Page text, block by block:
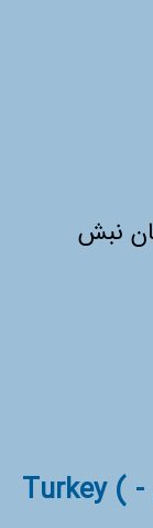
نبش
شعبه ترکیه استانبول - Turkey (